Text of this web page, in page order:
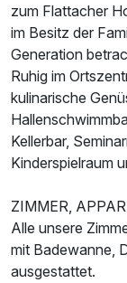
Ausstattung
Zusatznächte
zum Flattacher
im Besitz der
Generation
Ruhig im
kulinarische
Kellerbar,
Kinderspielraum
ZIMMER,
Alle unsere
mit Badewanne,
ausgestattet.